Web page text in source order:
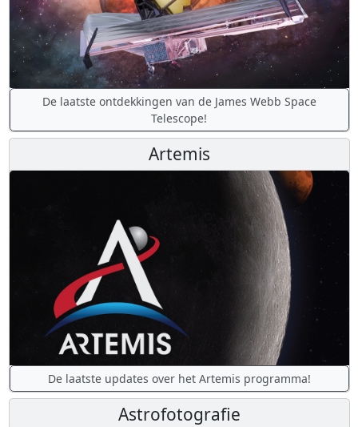
De laatste ontdekkingen van de James Webb Space
Telescope!
Artemis
De laatste updates over het Artemis programma!
Astrofotografie